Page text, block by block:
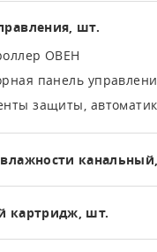
шт.
ОВЕН
панель
защиты,
картридж, шт.